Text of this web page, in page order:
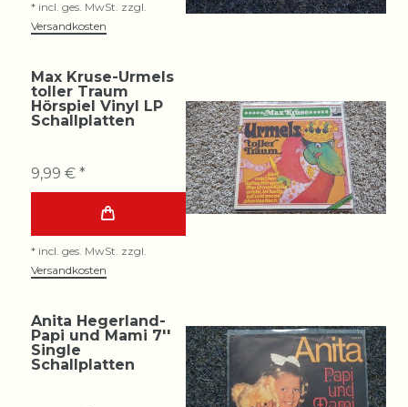
* incl. ges. MwSt. zzgl.
Versandkosten
Max Kruse-Urmels
toller Traum
Hörspiel Vinyl LP
Schallplatten
9,99 € *
* incl. ges. MwSt. zzgl.
Versandkosten
Anita Hegerland-
Papi und Mami 7''
Single
Schallplatten